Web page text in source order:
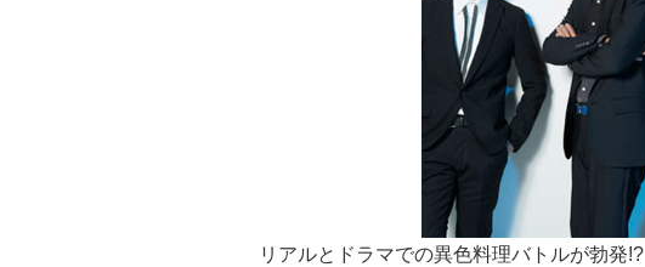
リアルとドラマでの異色料理バトルが勃発!?